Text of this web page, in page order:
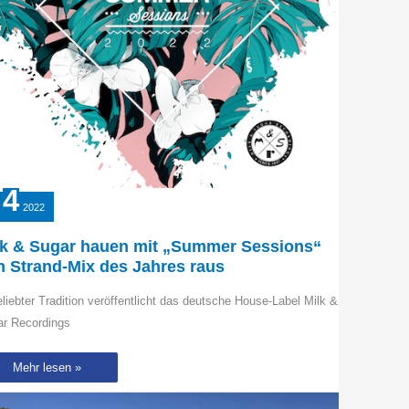
4 2022
& Sugar hauen mit „Summer Sessions“
Strand-Mix des Jahres raus
Tradition veröffentlicht das deutsche House-Label Milk &
Recordings
Milk
Sugar
Mehr lesen »